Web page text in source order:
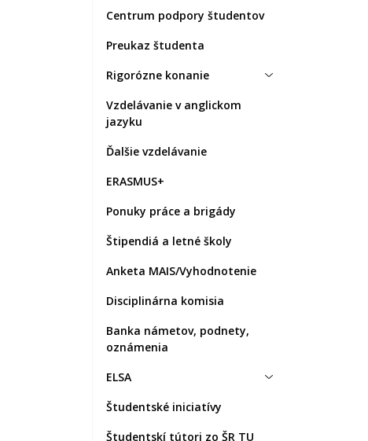
Centrum podpory študentov
Preukaz študenta
Rigorózne konanie
Vzdelávanie v anglickom
jazyku
Ďalšie vzdelávanie
ERASMUS+
Ponuky práce a brigády
Štipendiá a letné školy
Anketa MAIS/Vyhodnotenie
Disciplinárna komisia
Banka námetov, podnety,
oznámenia
ELSA
Študentské iniciatívy
Študentskí tútori zo ŠR TU